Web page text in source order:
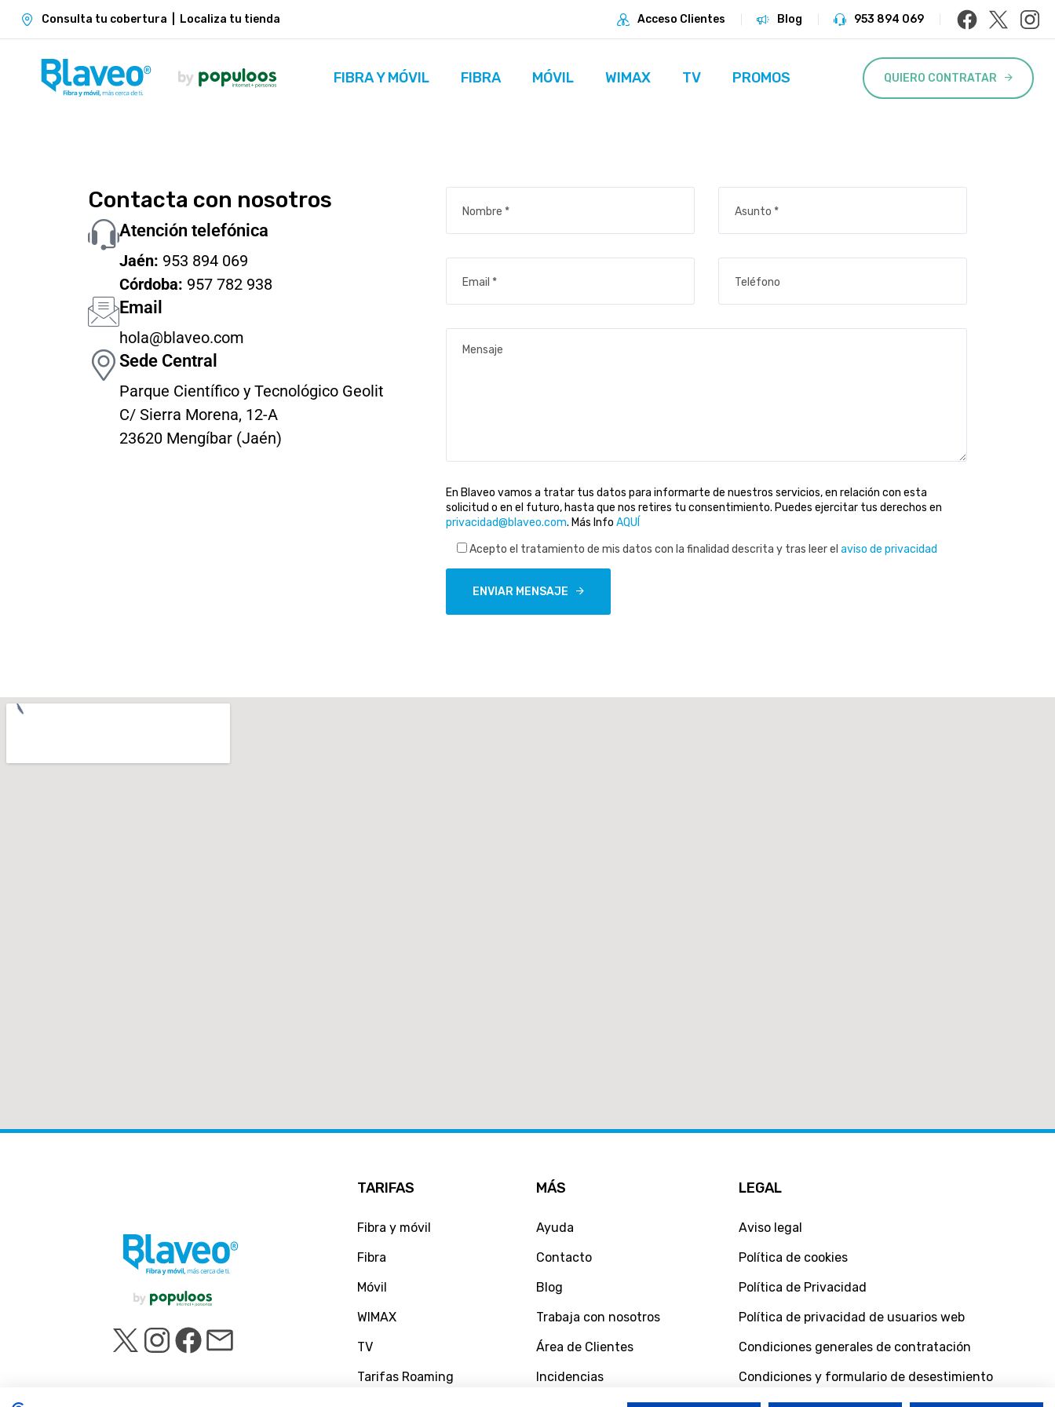
Consulta tu cobertura Localiza tu tienda Acceso Clientes Blog 953 894 069
FIBRA Y MÓVIL FIBRA MÓVIL WIMAX TV PROMOS QUIERO CONTRATAR
Contacta con nosotros
Atención telefónica
Jaén: 953 894 069
Córdoba: 957 782 938
Email
hola@blaveo.com
Sede Central
Parque Científico y Tecnológico Geolit
C/ Sierra Morena, 12-A
23620 Mengíbar (Jaén)
En Blaveo vamos a tratar tus datos para informarte de nuestros servicios, en relación con esta
solicitud o en el futuro, hasta que nos retires tu consentimiento. Puedes ejercitar tus derechos en
privacidad@blaveo.com. Más Info AQUÍ
Acepto el tratamiento de mis datos con la finalidad descrita y tras leer el aviso de privacidad
ENVIAR MENSAJE
TARIFAS
Fibra y móvil
Fibra
Móvil
WIMAX
TV
Tarifas Roaming
MÁS
Ayuda
Contacto
Blog
Trabaja con nosotros
Área de Clientes
Incidencias
LEGAL
Aviso legal
Política de cookies
Política de Privacidad
Política de privacidad de usuarios web
Condiciones generales de contratación
Condiciones y formulario de desestimiento